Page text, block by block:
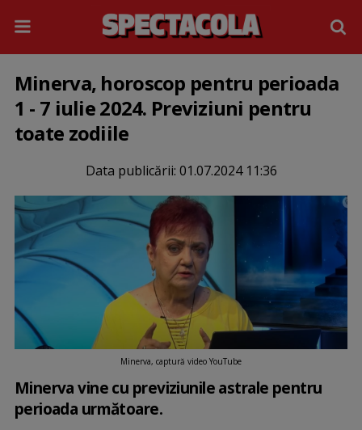
Minerva, horoscop pentru perioada
1 - 7 iulie 2024. Previziuni pentru
toate zodiile
Data publicării: 01.07.2024 11:36
Minerva, captură video YouTube
Minerva vine cu previziunile astrale pentru
perioada următoare.